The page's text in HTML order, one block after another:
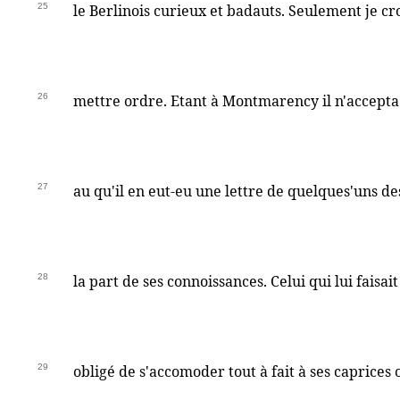
25 le Berlinois curieux et badauts. Seulement je
26 mettre ordre. Etant à Montmarency il
27 au qu'il en eut-eu une lettre de quelques'uns
28 la part de ses connoissances. Celui qui lui
29 obligé de s'accomoder tout à fait à ses caprices